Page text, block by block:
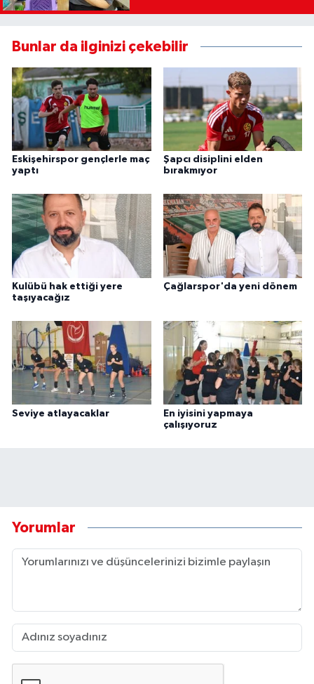
Bunlar da ilginizi çekebilir
Eskişehirspor gençlerle maç
yaptı
Şapcı disiplini elden
bırakmıyor
Kulübü hak ettiği yere
taşıyacağız
Çağlarspor'da yeni dönem
Seviye atlayacaklar
En iyisini yapmaya
çalışıyoruz
Yorumlar